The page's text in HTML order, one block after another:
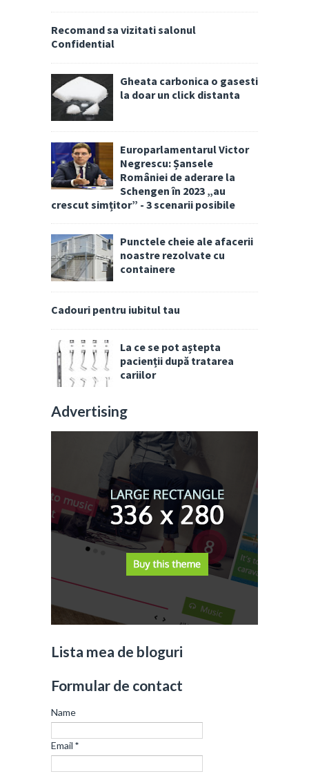
Recomand sa vizitati salonul
Confidential
Gheata carbonica o gasesti
la doar un click distanta
Europarlamentarul Victor
Negrescu: Șansele
României de aderare la
Schengen în 2023 „au
crescut simțitor” - 3 scenarii posibile
Punctele cheie ale afacerii
noastre rezolvate cu
containere
Cadouri pentru iubitul tau
La ce se pot aștepta
pacienții după tratarea
cariilor
Advertising
Lista mea de bloguri
Formular de contact
Name
Email *